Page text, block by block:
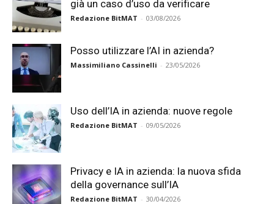
già un caso d’uso da verificare
Redazione BitMAT - 03/08/2026
Posso utilizzare l’AI in azienda?
Massimiliano Cassinelli - 23/05/2026
Uso dell’IA in azienda: nuove regole
Redazione BitMAT - 09/05/2026
Privacy e IA in azienda: la nuova sfida
della governance sull’IA
Redazione BitMAT - 30/04/2026